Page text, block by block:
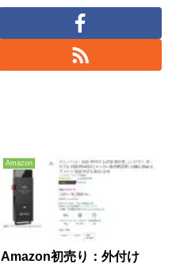
Amazon
Amazon初売り：外付け